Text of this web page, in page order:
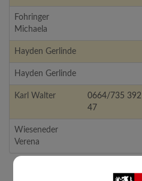
Fohringer
Michaela
Hayden Gerlinde
Hayden Gerlinde
Karl Walter
0664/735 392
47
Wieseneder
Verena